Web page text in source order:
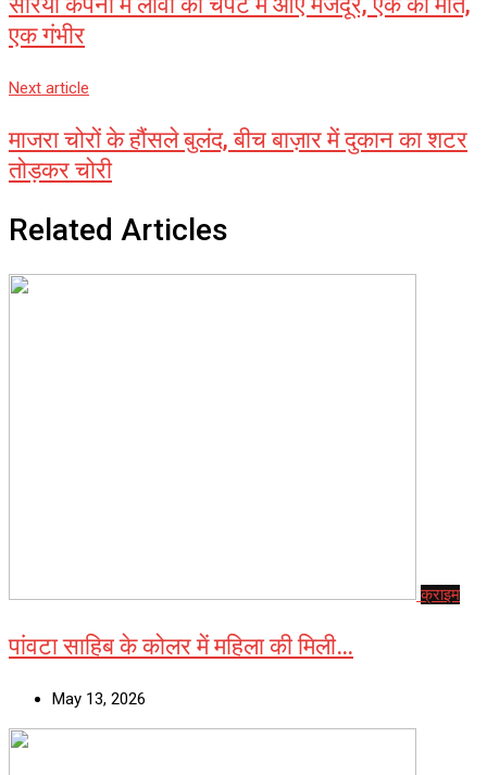
एक गंभीर
Next article
माजरा चोरों के हौंसले बुलंद, बीच बाज़ार में दुकान का शटर
तोड़कर चोरी
Related Articles
क्राइम
पांवटा साहिब के कोलर में महिला की मिली…
May 13, 2026